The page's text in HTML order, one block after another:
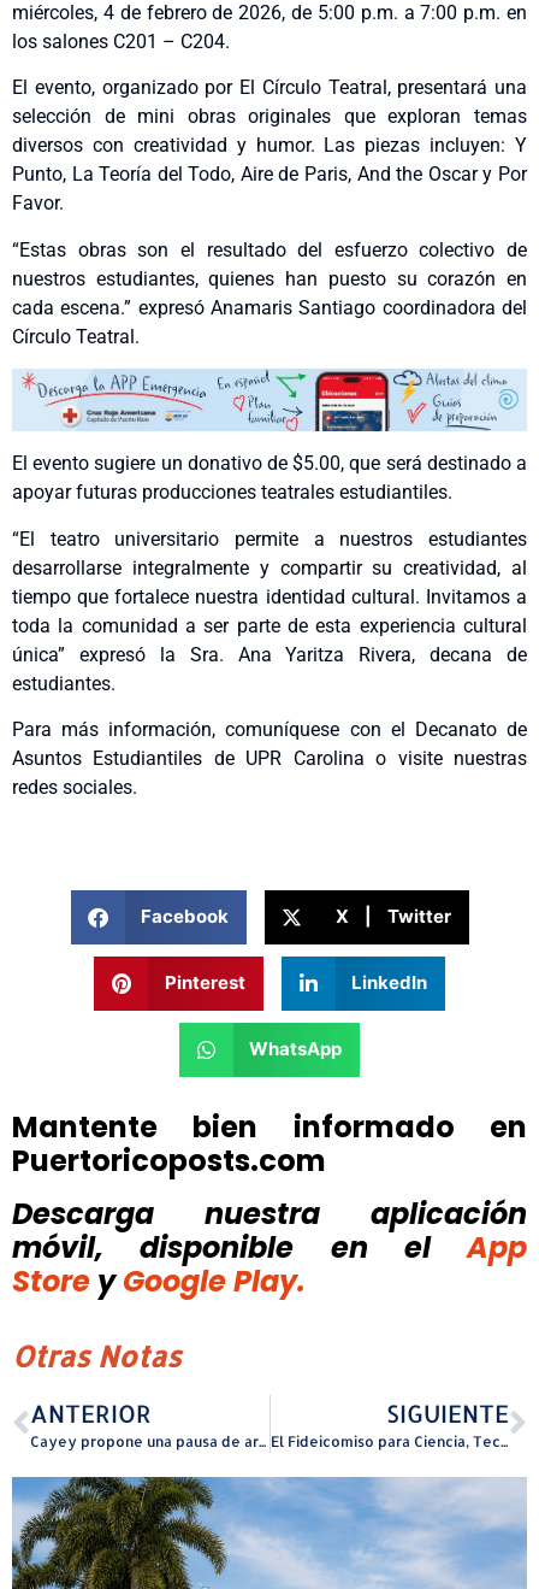
miércoles, 4 de febrero de 2026, de 5:00 p.m. a 7:00 p.m. en
los salones C201 – C204.
El evento, organizado por El Círculo Teatral, presentará una
selección de mini obras originales que exploran temas
diversos con creatividad y humor. Las piezas incluyen: Y
Punto, La Teoría del Todo, Aire de Paris, And the Oscar y Por
Favor.
“Estas obras son el resultado del esfuerzo colectivo de
nuestros estudiantes, quienes han puesto su corazón en
cada escena.” expresó Anamaris Santiago coordinadora del
Círculo Teatral.
El evento sugiere un donativo de $5.00, que será destinado a
apoyar futuras producciones teatrales estudiantiles.
“El teatro universitario permite a nuestros estudiantes
desarrollarse integralmente y compartir su creatividad, al
tiempo que fortalece nuestra identidad cultural. Invitamos a
toda la comunidad a ser parte de esta experiencia cultural
única” expresó la Sra. Ana Yaritza Rivera, decana de
estudiantes.
Para más información, comuníquese con el Decanato de
Asuntos Estudiantiles de UPR Carolina o visite nuestras
redes sociales.
Facebook X | Twitter
Pinterest LinkedIn
WhatsApp
Mantente bien informado en
Puertoricoposts.com
Descarga nuestra aplicación
móvil, disponible
en el
App
Store y Google Play.
Otras Notas
ANTERIOR
Cayey propone una pausa de arte y bienestar para consejeros escolares
SIGUIENTE
El Fideicomiso para Ciencia, Tecnología e Investigación de Puerto Rico invierte más de $1.8 millones en proyectos locales de investigación y emprendimiento